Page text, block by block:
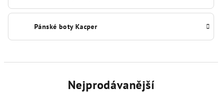
Pánské boty Kacper
Nejprodávanější